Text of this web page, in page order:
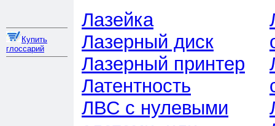
Купить
глоссарий
Лазейка
Лазерный диск
Лазерный принтер
Латентность
ЛВС с нулевыми